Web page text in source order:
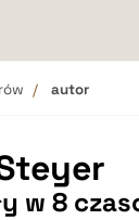
autor
w 8